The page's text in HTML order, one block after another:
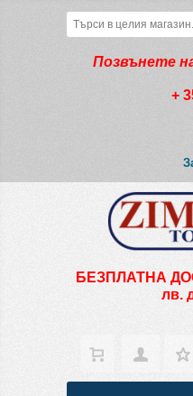
Позвънете
+
БЕЗПЛАТНА
лв.